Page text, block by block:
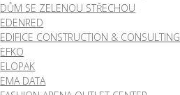
DŮM SE ZELENOU STŘECHOU
EDENRED
EDIFICE CONSTRUCTION & CONSULTING
EFKO
ELOPAK
EMA DATA